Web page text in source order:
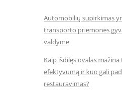
Automobilių supirkimas
transporto priemonės
valdyme
Kaip išdilęs ovalas
efektyvumą ir kuo gali
restauravimas?